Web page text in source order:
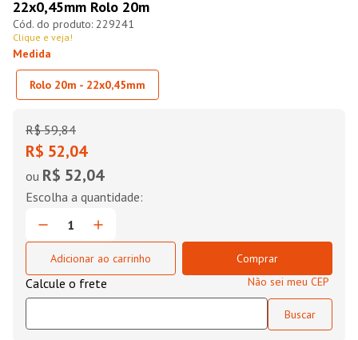
22x0,45mm Rolo 20m
229241
Clique e veja!
Medida
Rolo 20m - 22x0,45mm
R$ 59,84
R$ 52,04
ou R$ 52,04
Adicionar ao carrinho
Comprar
Não sei meu CEP